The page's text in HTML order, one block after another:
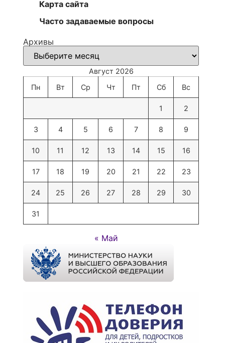
Карта сайта
Часто задаваемые вопросы
Архивы
Август 2026
Пн
Вт Ср Чт Пт Сб Вс
1 2
3 4 5 6 7 8 9
10 11 12 13 14 15 16
17 18 19 20 21 22 23
24 25 26 27 28 29 30
31
« Май